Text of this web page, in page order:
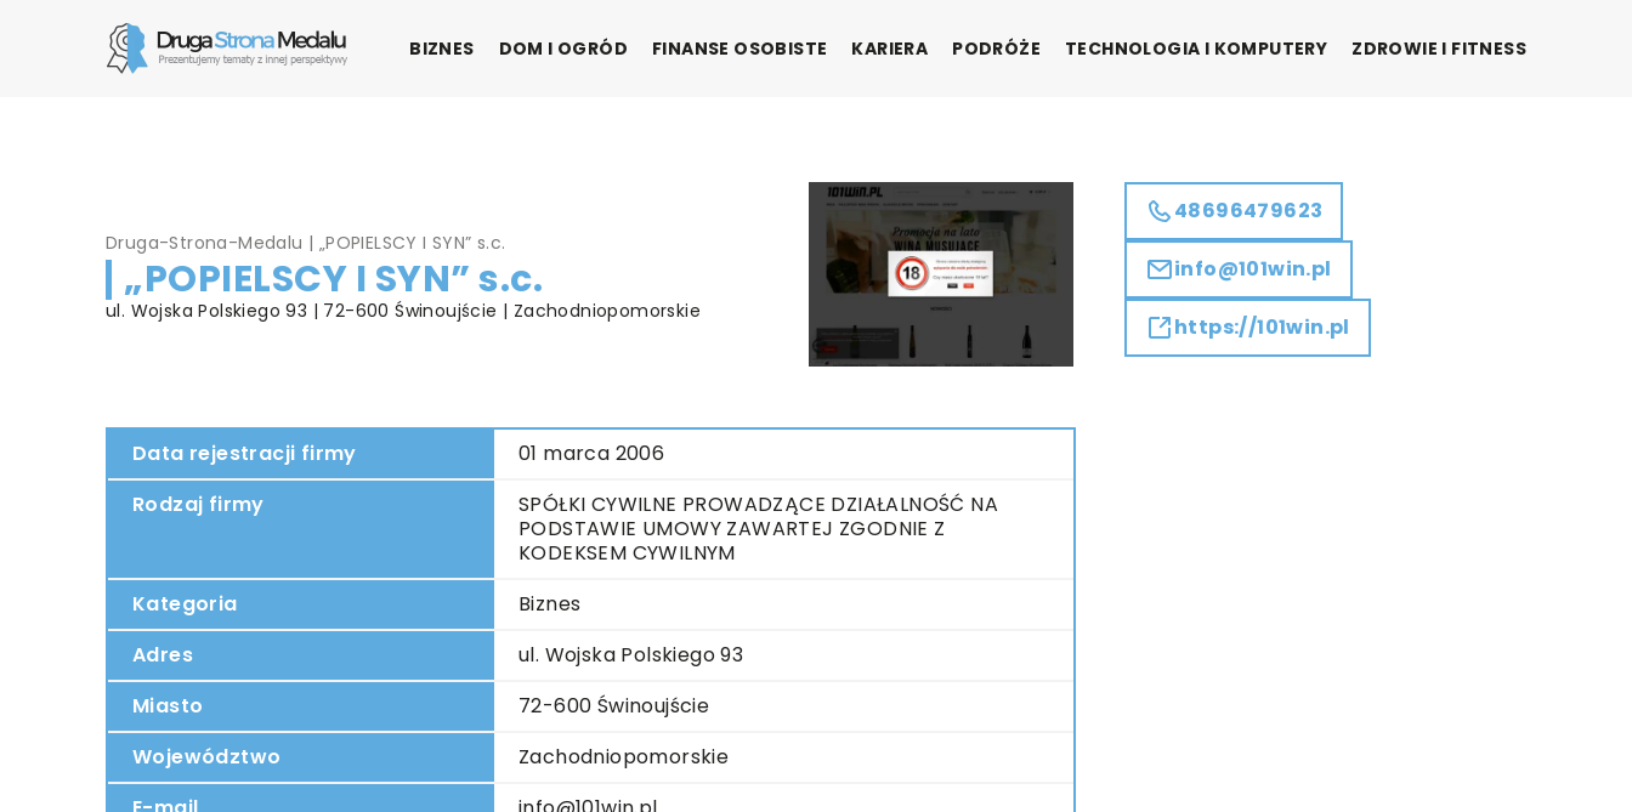
BIZNES DOM I OGRÓD FINANSE OSOBISTE KARIERA PODRÓŻE TECHNOLOGIA I KOMPUTERY ZDROWIE I FITNESS
Druga-Strona-Medalu | „POPIELSCY I SYN” s.c.
„POPIELSCY I SYN” s.c.
ul. Wojska Polskiego 93 | 72-600 Świnoujście | Zachodniopomorskie
Data rejestracji firmy
01 marca 2006
Rodzaj firmy
SPÓŁKI CYWILNE PROWADZĄCE DZIAŁALNOŚĆ NA
PODSTAWIE UMOWY ZAWARTEJ ZGODNIE Z
KODEKSEM CYWILNYM
Kategoria
Biznes
Adres
ul. Wojska Polskiego 93
Miasto
72-600 Świnoujście
Województwo
Zachodniopomorskie
48696479623
info@101win.pl
https://101win.pl